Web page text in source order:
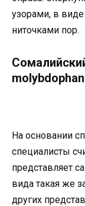
узорами, в
ниточками пор.
На основании
специалисты
представляет
вида такая же
других